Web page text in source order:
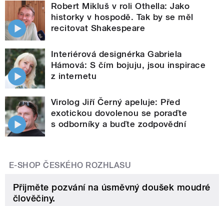
Robert Mikluš v roli Othella: Jako
historky v hospodě. Tak by se měl
recitovat Shakespeare
Interiérová designérka Gabriela
Hámová: S čím bojuju, jsou inspirace
z internetu
Virolog Jiří Černý apeluje: Před
exotickou dovolenou se poraďte
s odborníky a buďte zodpovědní
E-SHOP ČESKÉHO ROZHLASU
Přijměte pozvání na úsměvný doušek moudré
člověčiny.